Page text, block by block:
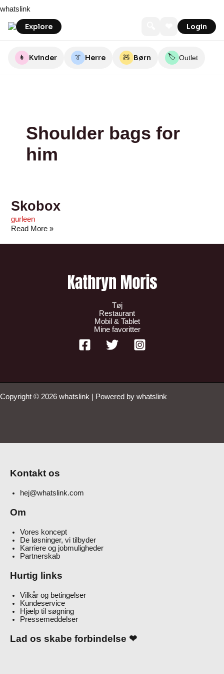
to
content
whatslink
Explore Login
👩 Kvinder 👔 Herre 🧸 Børn 🏷️ Outlet
Shoulder bags for
him
Skobox
gurleen
Read More »
Tøj
Restaurant
Mobil & Tablet
Mine favoritter
Copyright © 2026 whatslink | Powered by whatslink
Kontakt os
hej@whatslink.com
Om
Vores koncept
De løsninger, vi tilbyder
Karriere og jobmuligheder
Partnerskab
Hurtig links
Vilkår og betingelser
Kundeservice
Hjælp til søgning
Pressemeddelser
Lad os skabe forbindelse ❤